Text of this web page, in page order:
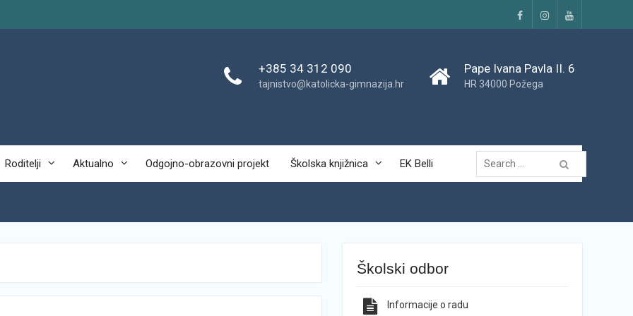
FacebookInstagramYouTube
+385 34 312 090
tajnistvo@katolicka-gimnazija.hr
Pape Ivana Pavla II. 6
HR 34000 Požega
Roditelji Aktualno Odgojno-obrazovni projekt Školska knjižnica EK Belli
Traži...
Školski odbor
Informacije o radu